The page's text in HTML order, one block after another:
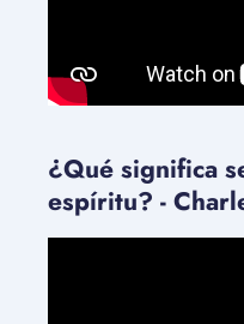
¿Qué significa
espíritu? -